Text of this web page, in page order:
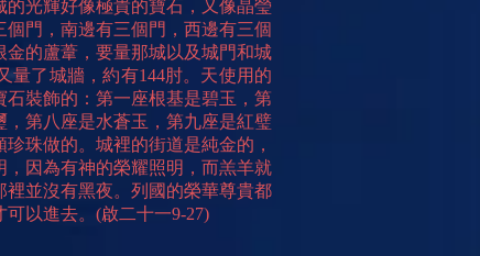
光輝好像極貴的寶石，又像晶瑩
門，南邊有三個門，西邊有三個
的蘆葦，要量那城以及城門和城
量了城牆，約有144肘。天使用的
裝飾的：第一座根基是碧玉，第
第八座是水蒼玉，第九座是紅璧
珠做的。城裡的街道是純金的，
因為有神的榮耀照明，而羔羊就
並沒有黑夜。列國的榮華尊貴都
以進去。(啟二十一9-27)